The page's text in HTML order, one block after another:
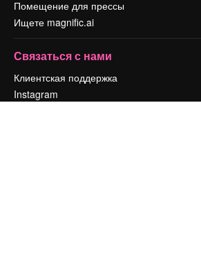
Помещение для прессы
Ищете magnific.ai
Связаться с нами
Клиентская поддержка
Instagram